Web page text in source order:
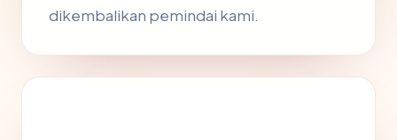
dikembalikan pemindai kami.